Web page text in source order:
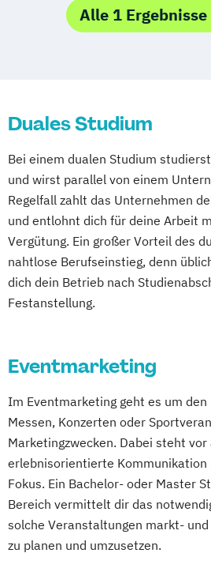
Hotel- und
Kommunikation &
Kommunikation &
Marketing
Online-Marketing &
Online-Marketing &
(dual)
Vertriebsmanagement
Wirtschaftspsychologie
Alle 1 Ergebnisse
Duales Studium
Bei einem dualen Studium
und wirst parallel von einem
Regelfall zahlt das Unternehmen
und entlohnt dich für deine Arbeit
Vergütung. Ein großer Vorteil des
nahtlose Berufseinstieg, denn
dich dein Betrieb nach
Festanstellung.
Eventmarketing
Im Eventmarketing geht es um den
Messen, Konzerten oder
Marketingzwecken. Dabei steht vor
erlebnisorientierte Kommunikation
Fokus. Ein Bachelor- oder Master
Bereich vermittelt dir das
solche Veranstaltungen markt-
zu planen und umzusetzen.